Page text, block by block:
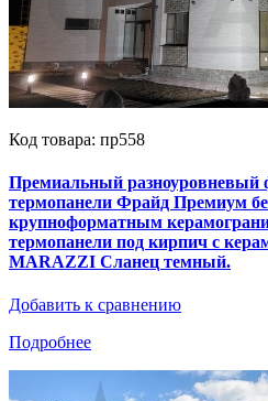
Код товара: пр558
Премиальный разноуровневый
термопанели Фрайд Премиум
крупноформатным
термопанели под кирпич с
MARAZZI Сланец темный.
Добавить к сравнению
Подробнее